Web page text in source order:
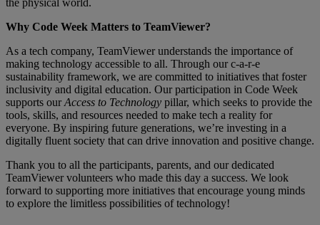
Why Code Week Matters to TeamViewer?
As a tech company, TeamViewer understands the importance of
making technology accessible to all. Through our c-a-r-e
sustainability framework, we are committed to initiatives that foster
inclusivity and digital education. Our participation in Code Week
supports ourAccess to Technology pillar, which seeks to provide the
tools, skills, and resources needed to make tech a reality for
everyone. By inspiring future generations, we’re investing in a
digitally fluent society that can drive innovation and positive change.
Thank you to all the participants, parents, and our dedicated
TeamViewer volunteers who made this day a success. We look
forward to supporting more initiatives that encourage young minds
to explore the limitless possibilities of technology!